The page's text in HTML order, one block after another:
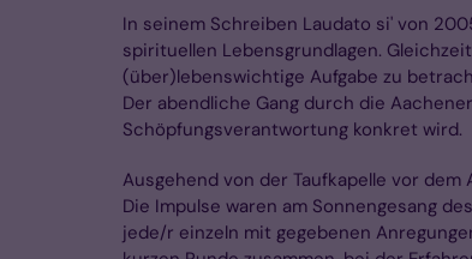
In seinem Schreiben Laudato si' von
spirituellen Lebensgrundlagen.
(über)lebenswichtige Aufgabe zu
Der abendliche Gang durch die
Schöpfungsverantwortung konkret wird.
Ausgehend von der Taufkapelle vor
Die Impulse waren am Sonnengesang
jede/r einzeln mit gegebenen